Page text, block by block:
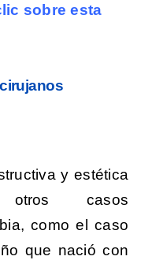
sobre esta
y estética
otros casos
como el caso
que nació con